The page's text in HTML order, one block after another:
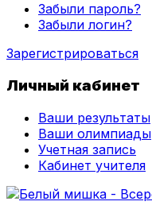
Забыли пароль?
Забыли логин?
Зарегистрироваться
Личный кабинет
Ваши результаты
Ваши олимпиады
Учетная запись
Кабинет учителя